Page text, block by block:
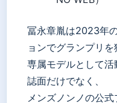
冨永章胤は2023年
ョンでグランプリを
専属モデルとして活
誌面だけでなく、
メンズノンノの公